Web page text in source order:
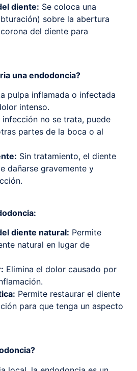
diente: Se coloca una
sobre la abertura
del diente para
una endodoncia?
pulpa inflamada o infectada
intenso.
infección no se trata, puede
partes de la boca o al
Sin tratamiento, el diente
dañarse gravemente y
diente natural: Permite
natural en lugar de
Elimina el dolor causado por
Permite restaurar el diente
para que tenga un aspecto